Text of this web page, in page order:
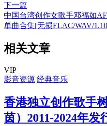
下一篇
中国台湾创作女歌手邓福如
单曲合集[无损FLAC/WAV/
相关文章
VIP
影音资源 经典音乐
香港独立创作歌手
茵）2011-2024年